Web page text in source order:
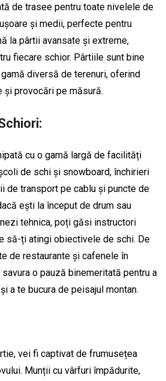
de trasee pentru toate nivelele de
și medii, perfecte pentru
la pârtii avansate și extreme,
fiecare schior. Pârtiile sunt bine
diversă de terenuri, oferind
provocări pe măsură.
cu o gamă largă de facilități
de schi și snowboard, închirieri
de transport pe cablu și puncte de
ești la început de drum sau
tehnica, poți găsi instructori
să-ți atingi obiectivele de schi. De
de restaurante și cafenele în
o pauză binemeritată pentru a
a te bucura de peisajul montan.
vei fi captivat de frumusețea
Munții cu vârfuri împădurite,